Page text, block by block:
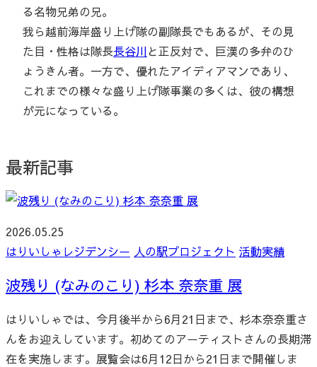
る名物兄弟の兄。
我ら越前海岸盛り上げ隊の副隊長でもあるが、その見
た目・性格は隊長長谷川と正反対で、巨漢の多弁のひ
ょうきん者。一方で、優れたアイディアマンであり、
これまでの様々な盛り上げ隊事業の多くは、彼の構想
が元になっている。
最新記事
2026.05.25
はりいしゃレジデンシー 人の駅プロジェクト 活動実績
波残り (なみのこり) 杉本 奈奈重 展
はりいしゃでは、今月後半から6月21日まで、杉本奈奈重さ
んをお迎えしています。初めてのアーティストさんの長期滞
在を実施します。展覧会は6月12日から21日まで開催しま